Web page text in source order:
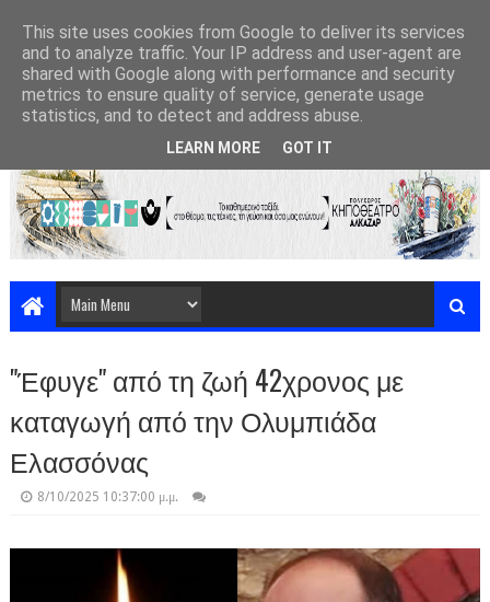
"Έφυγε" από τη ζωή 42χρονος με
καταγωγή από την Ολυμπιάδα
Ελασσόνας
8/10/2025 10:37:00 μ.μ.
This site uses cookies from Google to deliver its services
and to analyze traffic. Your IP address and user-agent are
shared with Google along with performance and security
metrics to ensure quality of service, generate usage
statistics, and to detect and address abuse.
LEARN MORE GOT IT